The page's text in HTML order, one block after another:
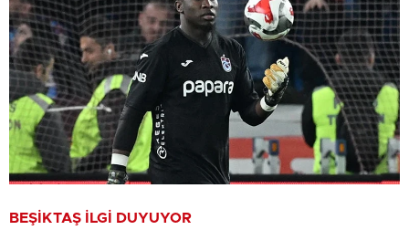
BEŞİKTAŞ İLGİ DUYUYOR